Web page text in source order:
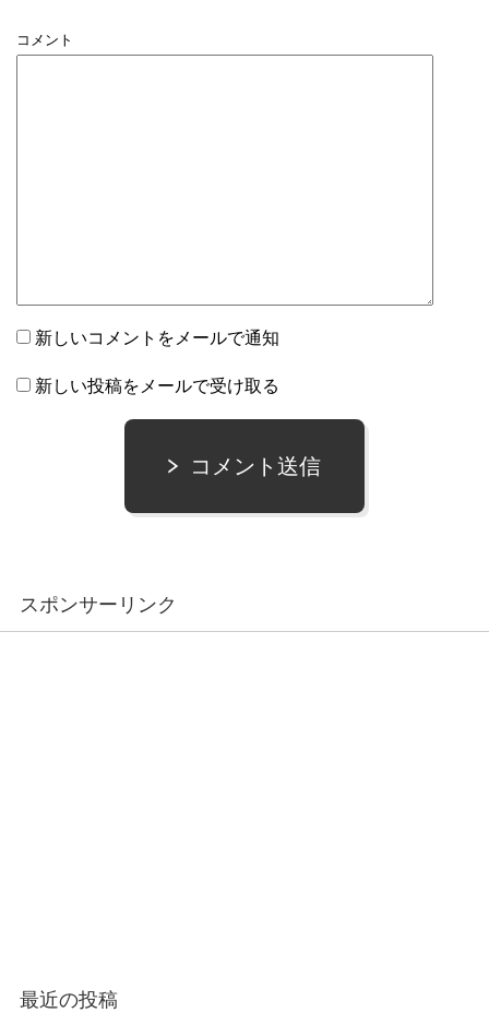
コメント
新しいコメントをメールで通知
新しい投稿をメールで受け取る
コメント送信
スポンサーリンク
最近の投稿